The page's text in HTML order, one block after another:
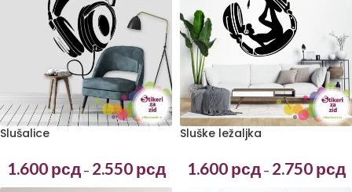
Slušalice
1.600 рсд – 2.550 рсд
Sluške ležaljka
1.600 рсд – 2.750 рсд